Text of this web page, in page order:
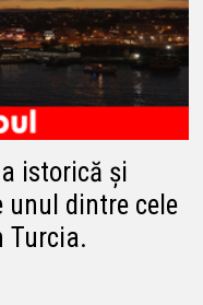
istorică și
unul dintre cele
Turcia.